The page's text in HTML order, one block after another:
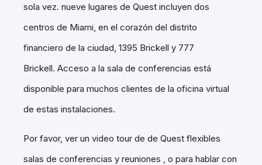
sola vez. nueve lugares de Quest incluyen dos
centros de Miami, en el corazón del distrito
financiero de la ciudad, 1395 Brickell y 777
Brickell. Acceso a la sala de conferencias está
disponible para muchos clientes de la oficina virtual
de estas instalaciones.
Por favor, ver un video tour de de Quest flexibles
salas de conferencias y reuniones , o para hablar con